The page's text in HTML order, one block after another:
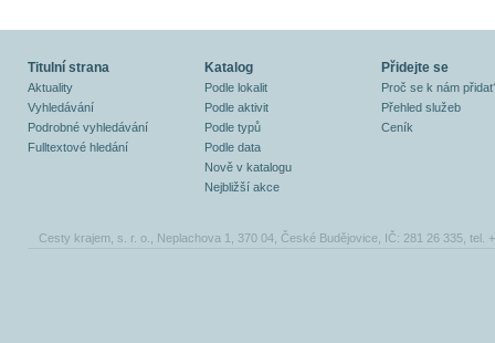
Titulní strana
Aktuality
Vyhledávání
Podrobné vyhledávání
Fulltextové hledání
Katalog
Podle lokalit
Podle aktivit
Podle typů
Podle data
Nově v katalogu
Nejbližší akce
Přidejte se
Proč se k nám
Přehled služeb
Ceník
Cesty krajem, s. r. o., Neplachova 1, 370 04, České Budějovice, IČ: 281 26 335, tel.